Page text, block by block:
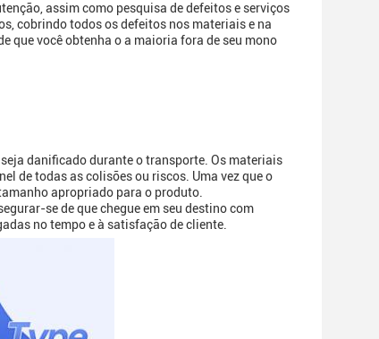
assim como pesquisa de defeitos e serviços
cobrindo todos os defeitos nos materiais e na
que você obtenha o a maioria fora de seu mono
danificado durante o transporte. Os materiais
de todas as colisões ou riscos. Uma vez que o
apropriado para o produto.
se de que chegue em seu destino com
no tempo e à satisfação de cliente.